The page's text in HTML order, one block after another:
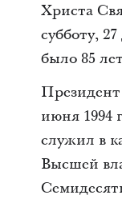
Христа
субботу,
было 85
июня 1994
служил в
Высшей